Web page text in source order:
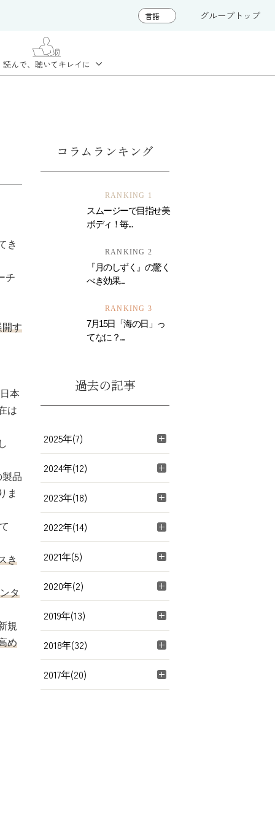
グループトップ
読んで、聴いてキレイに
き
チ
開す
本
は
製品
ま
き
タ
規
め
コラムランキング
RANKING 1
スムージーで目指せ美
ボディ！毎...
RANKING 2
『月のしずく』の驚く
べき効果...
RANKING 3
7月15日「海の日」っ
てなに？...
過去の記事
2025年(7)
2024年(12)
2023年(18)
2022年(14)
2021年(5)
2020年(2)
2019年(13)
2018年(32)
2017年(20)